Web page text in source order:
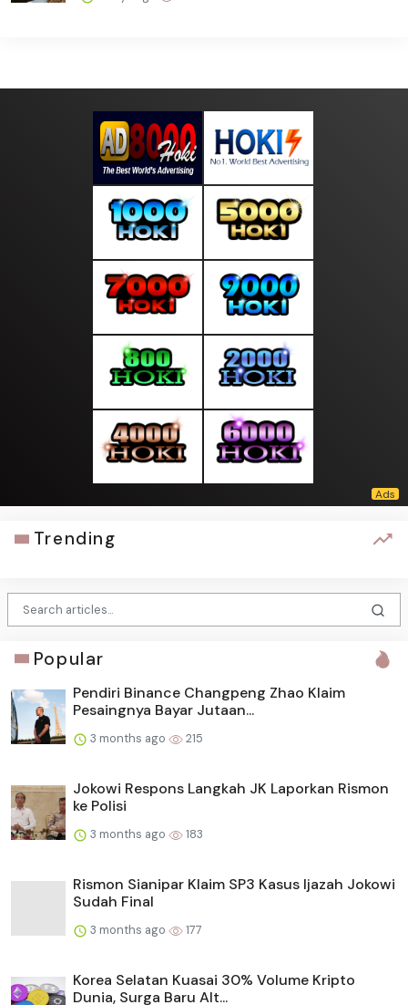
Trending
Popular
Pendiri Binance Changpeng Zhao Klaim
Pesaingnya Bayar Jutaan...
3 months ago 215
Jokowi Respons Langkah JK Laporkan Rismon
ke Polisi
3 months ago 183
Rismon Sianipar Klaim SP3 Kasus Ijazah Jokowi
Sudah Final
3 months ago 177
Korea Selatan Kuasai 30% Volume Kripto
Dunia, Surga Baru Alt...